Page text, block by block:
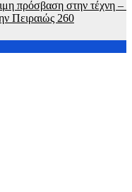
πρόσβαση στην τέχνη –
Πειραιώς 260